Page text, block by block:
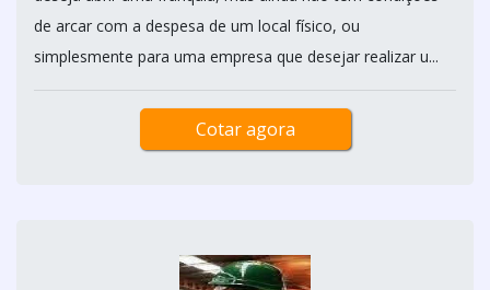
de arcar com a despesa de um local físico, ou
simplesmente para uma empresa que desejar realizar u...
Cotar agora